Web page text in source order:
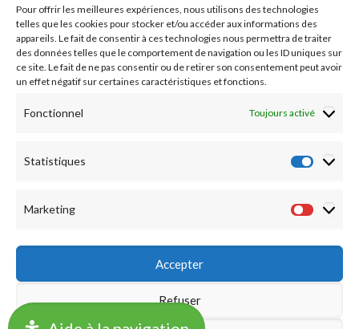
Pour offrir les meilleures expériences, nous utilisons des technologies
telles que les cookies pour stocker et/ou accéder aux informations des
appareils. Le fait de consentir à ces technologies nous permettra de traiter
des données telles que le comportement de navigation ou les ID uniques sur
ce site. Le fait de ne pas consentir ou de retirer son consentement peut avoir
un effet négatif sur certaines caractéristiques et fonctions.
Fonctionnel Toujours activé
Statistiques
Marketing
Accepter
Refuser
Nos essais cliniques
Ecoles paramédicales
Mentions légales